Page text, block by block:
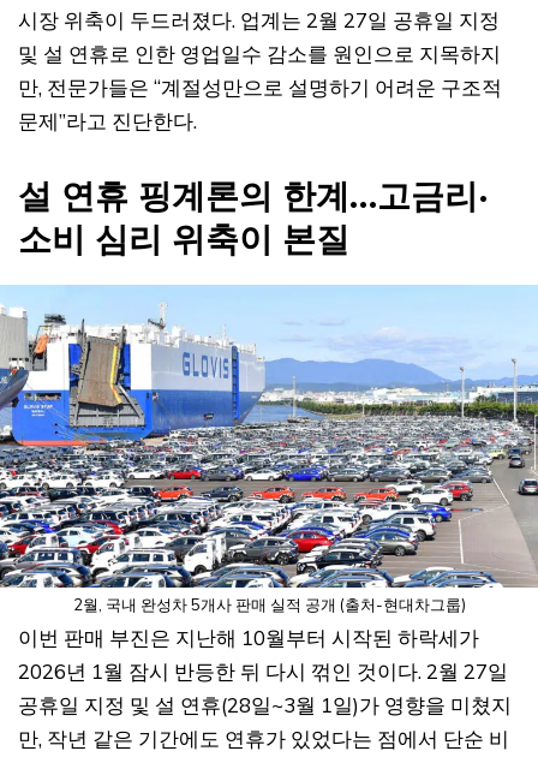
시장 위축이 두드러졌다. 업계는 2월 27일 공휴일 지정
및 설 연휴로 인한 영업일수 감소를 원인으로 지목하지
만, 전문가들은 “계절성만으로 설명하기 어려운 구조적
문제”라고 진단한다.
설 연휴 핑계론의 한계…고금리·
소비 심리 위축이 본질
2월, 국내 완성차 5개사 판매 실적 공개 (출처-현대차그룹)
이번 판매 부진은 지난해 10월부터 시작된 하락세가
2026년 1월 잠시 반등한 뒤 다시 꺾인 것이다. 2월 27일
공휴일 지정 및 설 연휴(28일~3월 1일)가 영향을 미쳤지
만, 작년 같은 기간에도 연휴가 있었다는 점에서 단순 비